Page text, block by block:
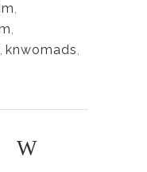
,
,
, knwomads,